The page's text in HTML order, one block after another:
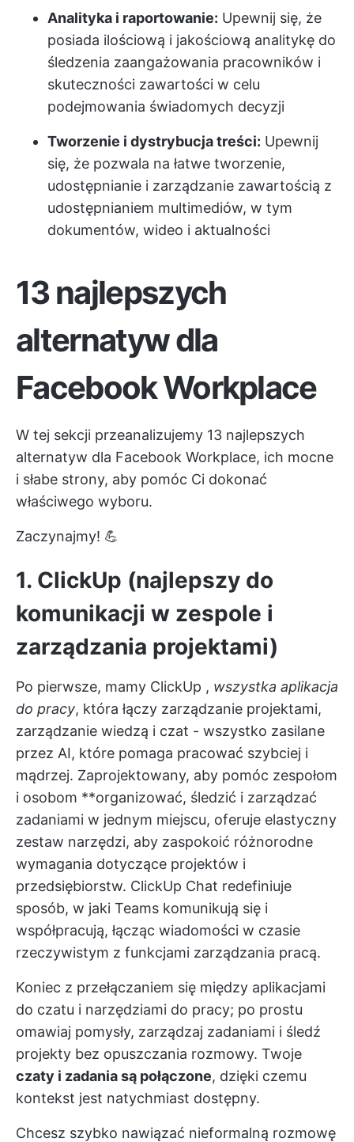
Analityka i raportowanie: Upewnij się, że
posiada ilościową i jakościową analitykę do
śledzenia zaangażowania pracowników i
skuteczności zawartości w celu
podejmowania świadomych decyzji
Tworzenie i dystrybucja treści: Upewnij
się, że pozwala na łatwe tworzenie,
udostępnianie i zarządzanie zawartością z
udostępnianiem multimediów, w tym
dokumentów, wideo i aktualności
13 najlepszych
alternatyw dla
Facebook Workplace
W tej sekcji przeanalizujemy 13 najlepszych
alternatyw dla Facebook Workplace, ich mocne
i słabe strony, aby pomóc Ci dokonać
właściwego wyboru.
Zaczynajmy! 💪
1. ClickUp (najlepszy do
komunikacji w zespole i
zarządzania projektami)
Po pierwsze, mamy ClickUp , wszystka aplikacja
do pracy, która łączy zarządzanie projektami,
zarządzanie wiedzą i czat - wszystko zasilane
przez AI, które pomaga pracować szybciej i
mądrzej. Zaprojektowany, aby pomóc zespołom
i osobom **organizować, śledzić i zarządzać
zadaniami w jednym miejscu, oferuje elastyczny
zestaw narzędzi, aby zaspokoić różnorodne
wymagania dotyczące projektów i
przedsiębiorstw. ClickUp Chat redefiniuje
sposób, w jaki Teams komunikują się i
współpracują, łącząc wiadomości w czasie
rzeczywistym z funkcjami zarządzania pracą.
Koniec z przełączaniem się między aplikacjami
do czatu i narzędziami do pracy; po prostu
omawiaj pomysły, zarządzaj zadaniami i śledź
projekty bez opuszczania rozmowy. Twoje
czaty i zadania są połączone, dzięki czemu
kontekst jest natychmiast dostępny.
Chcesz szybko nawiązać nieformalną rozmowę